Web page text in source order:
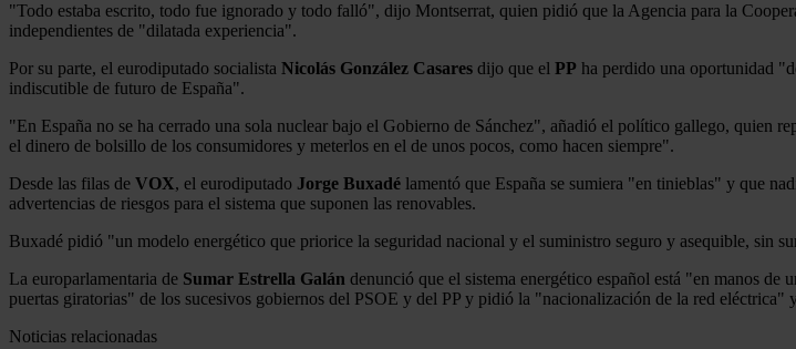
"Todo estaba escrito, todo fue ignorado y todo falló", dijo Montserrat, quien pidió que la Agencia para la
independientes de "dilatada experiencia".
Por su parte, el eurodiputado socialista Nicolás González Casares dijo que el PP ha perdido una oportunidad
indiscutible de futuro de España".
"En España no se ha cerrado una sola nuclear bajo el Gobierno de Sánchez", añadió el político gallego, quien
el dinero de bolsillo de los consumidores y meterlos en el de unos pocos, como hacen siempre".
Desde las filas de VOX, el eurodiputado Jorge Buxadé lamentó que España se sumiera "en tinieblas" y que
advertencias de riesgos para el sistema que suponen las renovables.
Buxadé pidió "un modelo energético que priorice la seguridad nacional y el suministro seguro y asequible, sin
La europarlamentaria de Sumar Estrella Galán denunció que el sistema energético español está "en manos
puertas giratorias" de los sucesivos gobiernos del PSOE y del PP y pidió la "nacionalización de la red eléctrica"
Noticias relacionadas